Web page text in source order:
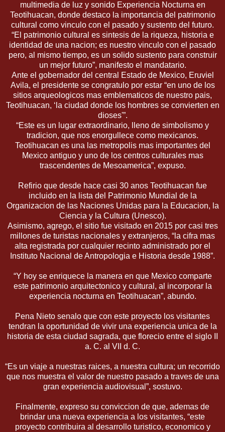
multimedia de luz y sonido Experiencia Nocturna en
Teotihuacan, donde destaco la importancia del patrimonio
cultural como vinculo con el pasado y sustento del futuro.
“El patrimonio cultural es sintesis de la riqueza, historia e
identidad de una nacion; es nuestro vinculo con el pasado
pero, al mismo tiempo, es un solido sustento para construir
un mejor futuro”, manifesto el mandatario.
Ante el gobernador del central Estado de Mexico, Eruviel
Avila, el presidente se congratulo por estar “en uno de los
sitios arqueologicos mas emblematicos de nuestro pais,
Teotihuacan, ‘la ciudad donde los hombres se convierten en
dioses'”.
“Este es un lugar extraordinario, lleno de simbolismo y
tradicion, que nos enorgullece como mexicanos.
Teotihuacan es una las metropolis mas importantes del
Mexico antiguo y uno de los centros culturales mas
trascendentes de Mesoamerica”, expuso.
Refirio que desde hace casi 30 anos Teotihuacan fue
incluido en la lista del Patrimonio Mundial de la
Organizacion de las Naciones Unidas para la Educacion, la
Ciencia y la Cultura (Unesco).
Asimismo, agrego, el sitio fue visitado en 2015 por casi tres
millones de turistas nacionales y extranjeros, “la cifra mas
alta registrada por cualquier recinto administrado por el
Instituto Nacional de Antropologia e Historia desde 1988”.
“Y hoy se enriquece la manera en que Mexico comparte
este patrimonio arquitectonico y cultural, al incorporar la
experiencia nocturna en Teotihuacan”, abundo.
Pena Nieto senalo que con este proyecto los visitantes
tendran la oportunidad de vivir una experiencia unica de la
historia de esta ciudad sagrada, que florecio entre el siglo II
a. C. al VII d. C.
“Es un viaje a nuestras raices, a nuestra cultura; un recorrido
que nos muestra el valor de nuestro pasado a traves de una
gran experiencia audiovisual”, sostuvo.
Finalmente, expreso su conviccion de que, ademas de
brindar una nueva experiencia a los visitantes, “este
proyecto contribuira al desarrollo turistico, economico y